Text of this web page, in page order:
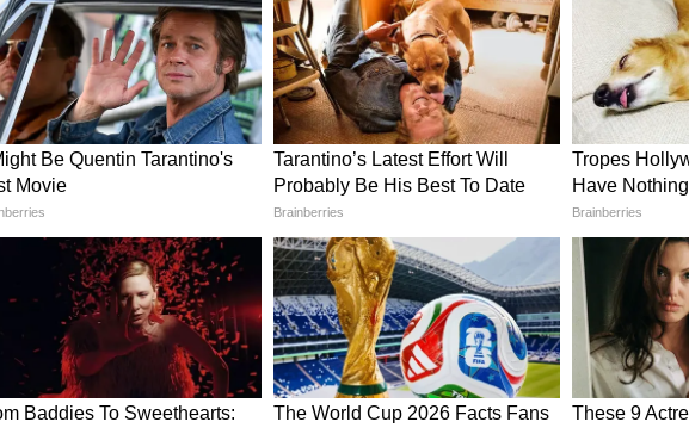
हो जाता है। ऐसे में रबर बेस वाले पायदान अपनी
रखते हैं। ये पानी को रोकने में भी मदद करते हैं,
स्विच बोर्ड के आसपास करें ये कमाल की पेंटिंग, देखते